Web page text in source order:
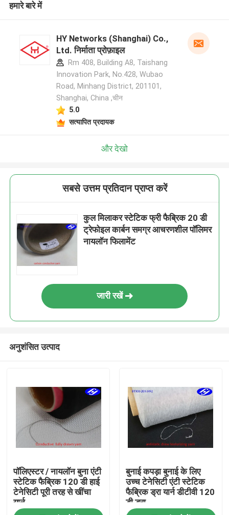
हमारे बारे में
HY Networks (Shanghai) Co.,
Ltd. निर्माता प्रोफ़ाइल
Rm 408, Building A8, Taishang
Innovation Park, No.428, Wubao
Road, Minhang District, 201101,
Shanghai, China ,चीन
5.0
सत्यापित प्रदायक
और देखो
सबसे उत्तम प्रतिदान प्राप्त करें
कुल मिलाकर स्टेटिक फ्री फैब्रिक 20 डी
ट्रेफोइल कार्बन समग्र आचरणशील पॉलिमर
नायलॉन फिलामेंट
जारी रखें
अनुशंसित उत्पाद
पॉलिएस्टर / नायलॉन बुना एंटी
स्टेटिक फैब्रिक 120 डी हाई
टेनेसिटी पूरी तरह से खींचा
यार्न
बुनाई कपड़ा बुनाई के लिए
उच्च टेनेसिटी एंटी स्टेटिक
फैब्रिक ड्रा यार्न डीटीवी 120
डी ड्रा